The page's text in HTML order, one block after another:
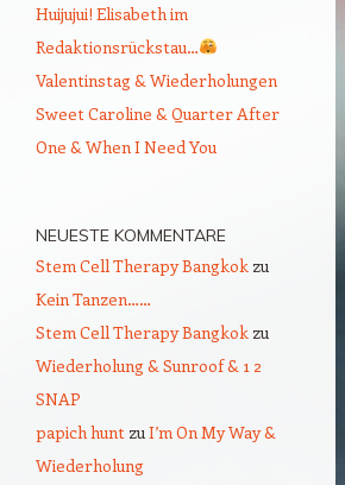
Huijujui! Elisabeth im
Redaktionsrückstau…
Valentinstag & Wiederholungen
Sweet Caroline & Quarter After
One & When I Need You
NEUESTE KOMMENTARE
Stem Cell Therapy Bangkok zu
Kein Tanzen……
Stem Cell Therapy Bangkok zu
Wiederholung & Sunroof & 1 2
SNAP
papich hunt zu I’m On My Way &
Wiederholung